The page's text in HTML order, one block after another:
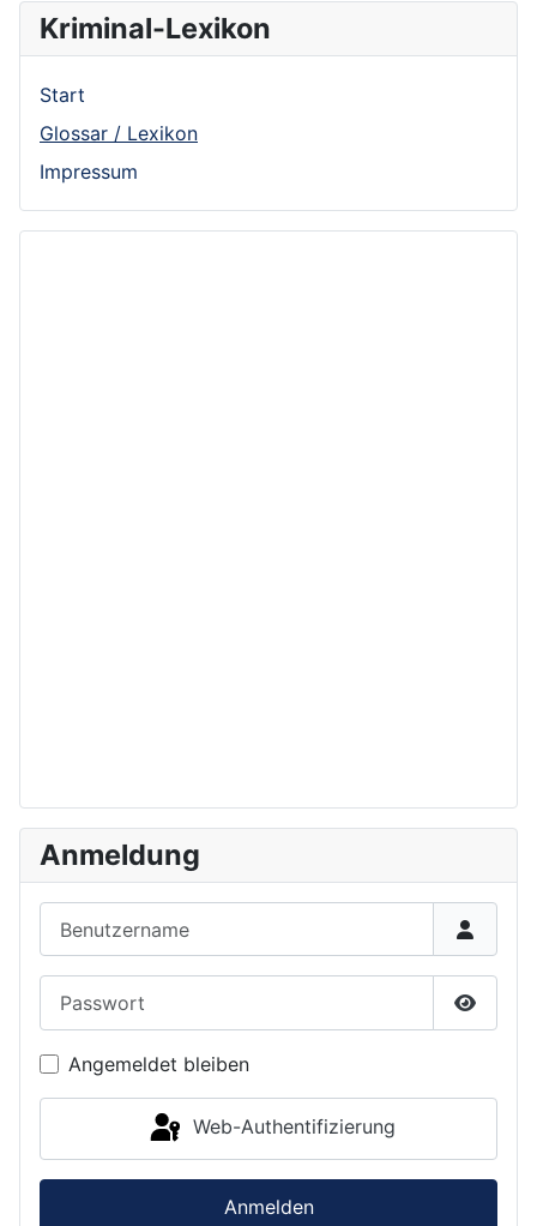
Kriminal-Lexikon
Start
Glossar / Lexikon
Impressum
Anmeldung
Angemeldet bleiben
Web-Authentifizierung
Anmelden